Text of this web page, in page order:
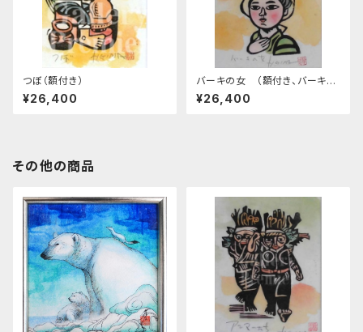
つぼ（額付き）
¥26,400
バーキの女 （額付き、バーキ＝
かご）
¥26,400
その他の商品